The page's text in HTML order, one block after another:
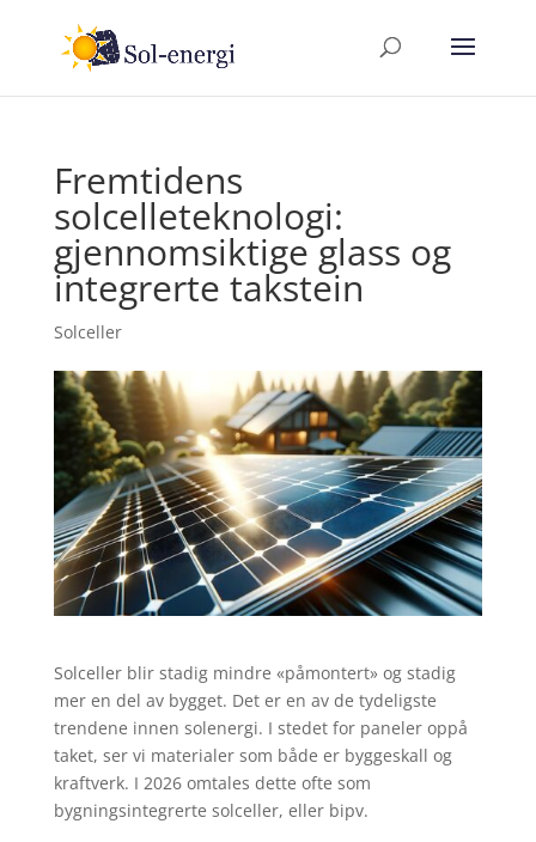
Fremtidens
solcelleteknologi:
gjennomsiktige glass og
integrerte takstein
Solceller
Solceller blir stadig mindre «påmontert» og stadig
mer en del av bygget. Det er en av de tydeligste
trendene innen solenergi. I stedet for paneler oppå
taket, ser vi materialer som både er byggeskall og
kraftverk. I 2026 omtales dette ofte som
bygningsintegrerte solceller, eller bipv.